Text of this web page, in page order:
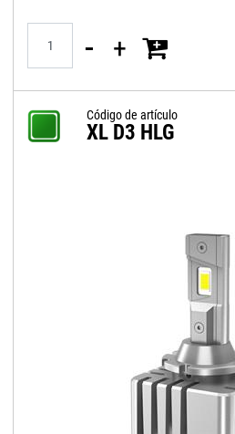
Código de artículo
XL D3 HLG